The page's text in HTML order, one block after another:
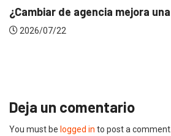
La... INSIGHTS
Deja un comentario
You must be logged in to post a comment.